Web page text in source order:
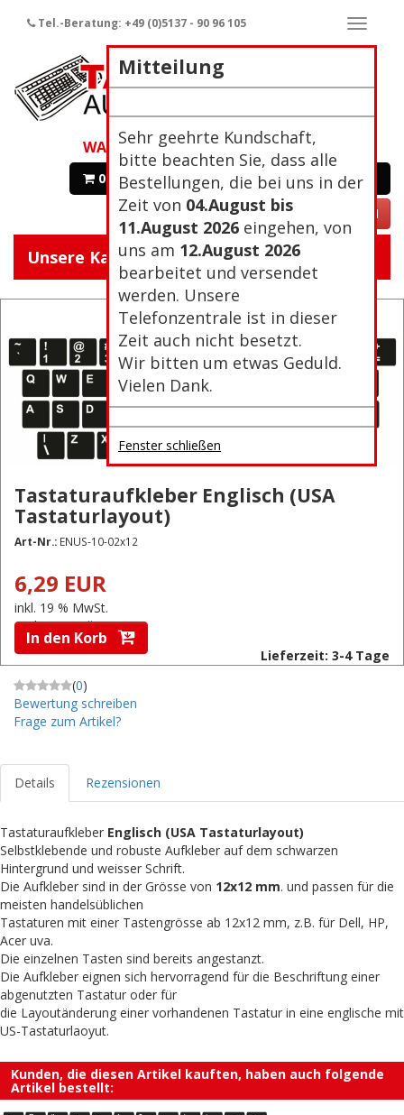
Mitteilung
Sehr geehrte Kundschaft,
bitte beachten Sie, dass alle
Bestellungen, die bei uns in der
Zeit von 04.August bis
11.August 2026 eingehen, von
uns am 12.August 2026
bearbeitet und versendet
werden. Unsere
Telefonzentrale ist in dieser
Zeit auch nicht besetzt.
Wir bitten um etwas Geduld.
Vielen Dank.
Fenster schließen
ein-/
Tel.-Beratung: +49 (0)5137 - 90 96 105
WARENKORB
0 Artikel 0,00€ Zur Kasse
VERTRAG WIDERRUFEN
ein/
Unsere Kategorien:
Tastaturaufkleber Englisch (USA
Tastaturlayout)
Art-Nr.: ENUS-10-02x12
6,29 EUR
inkl. 19 % MwSt.
zzgl.Versandkosten
Lieferzeit: 3-4 Tage
In den Korb
(0)
Bewertung schreiben
Frage zum Artikel?
Details Rezensionen
Tastaturaufkleber Englisch (USA Tastaturlayout)
Selbstklebende und robuste Aufkleber auf dem schwarzen
Hintergrund und weisser Schrift.
Die Aufkleber sind in der Grösse von 12x12 mm. und passen für die
meisten handelsüblichen
Tastaturen mit einer Tastengrösse ab 12x12 mm, z.B. für Dell, HP,
Acer uva.
Die einzelnen Tasten sind bereits angestanzt.
Die Aufkleber eignen sich hervorragend für die Beschriftung einer
abgenutzten Tastatur oder für
die Layoutänderung einer vorhandenen Tastatur in eine englische mit
US-Tastaturlaoyut.
Kunden, die diesen Artikel kauften, haben auch folgende
Artikel bestellt: